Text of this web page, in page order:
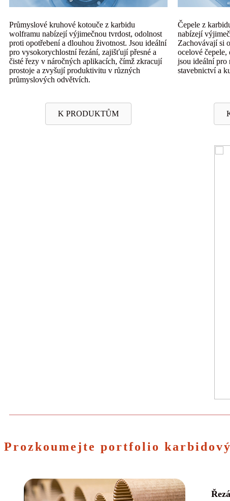
Průmyslové kruhové kotouče z karbidu
wolframu nabízejí výjimečnou tvrdost, odolnost
proti opotřebení a dlouhou životnost. Jsou ideální
pro vysokorychlostní řezání, zajišťují přesné a
čisté řezy v náročných aplikacích, čímž zkracují
prostoje a zvyšují produktivitu v různých
průmyslových odvětvích.
Čepele z
nabízejí
Zachovávají si
ocelové
jsou ideální pro
stavebnictví a
K PRODUKTŮM
Prozkoumejte portfolio